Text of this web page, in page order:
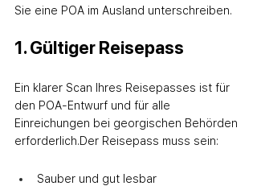
Sie eine POA im Ausland unterschreiben.
1. Gültiger Reisepass
Ein klarer Scan Ihres Reisepasses ist für
den POA-Entwurf und für alle
Einreichungen bei georgischen Behörden
erforderlich.Der Reisepass muss sein:
Sauber und gut lesbar